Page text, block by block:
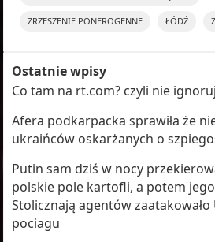
ZRZESZENIE PONEROGENNE ŁÓDŹ
Ostatnie wpisy
Co tam na rt.com? czyli nie
Afera podkarpacka sprawiła że
ukraińców oskarżanych o
Putin sam dziś w nocy
polskie pole kartofli, a potem
Stolicznają agentów
pociagu